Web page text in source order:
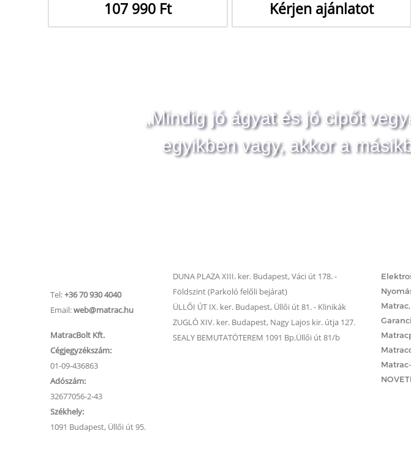
107 990 Ft Kérjen ajánlatot
„Mindig jó ágyat és jó cipőt
egyikben vagy, akkor a
Tel:+36 70 930 4040
Email:web@matrac.hu
MatracBolt Kft.
Cégjegyzékszám:
01-09-436863
Adószám:
32677056-2-43
Székhely:
1091 Budapest, Üllői út 95.
DUNA PLAZA XIII. ker. Budapest, Váci út 178. -
Földszint (Parkoló felőli bejárat)
ÜLLŐI ÚT IX. ker. Budapest, Üllői út 81. - Klinikák
ZUGLÓ XIV. ker. Budapest, Nagy Lajos kir. útja 127.
SEALY BEMUTATÓTEREM 1091 Bp.Üllői út 81/b